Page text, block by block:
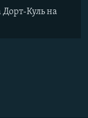
Дорт-Куль на